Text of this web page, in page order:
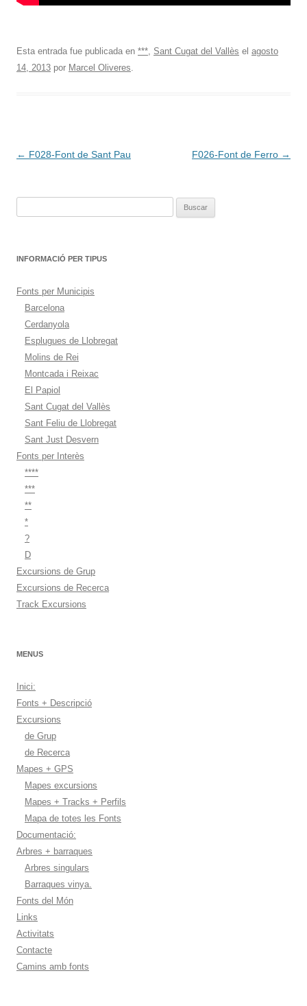
Esta entrada fue publicada en ***, Sant Cugat del Vallès el agosto
14, 2013 por Marcel Oliveres.
Navegación
← F028-Font de Sant Pau F026-Font de Ferro →
INFORMACIÓ PER TIPUS
Fonts per Municipis
Barcelona
Cerdanyola
Esplugues de Llobregat
Molins de Rei
Montcada i Reixac
El Papiol
Sant Cugat del Vallès
Sant Feliu de Llobregat
Sant Just Desvern
Fonts per Interès
****
***
**
*
?
D
Excursions de Grup
Excursions de Recerca
Track Excursions
MENUS
Inici:
Fonts + Descripció
Excursions
de Grup
de Recerca
Mapes + GPS
Mapes excursions
Mapes + Tracks + Perfils
Mapa de totes les Fonts
Documentació:
Arbres + barraques
Arbres singulars
Barraques vinya.
Fonts del Món
Links
Activitats
Contacte
Camins amb fonts